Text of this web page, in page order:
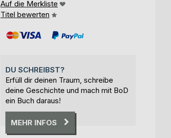
Auf die Merkliste
Titel bewerten
DU SCHREIBST?
Erfüll dir deinen Traum, schreibe
deine Geschichte und mach mit BoD
ein Buch daraus!
MEHR INFOS